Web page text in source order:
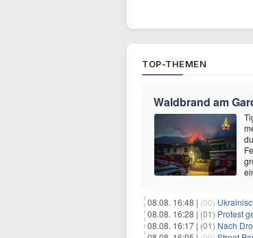
TOP-THEMEN
Waldbrand am
08.08. 16:48 | (00)
08.08. 16:28 | (01) Protest
08.08. 16:17 | (01) Nach